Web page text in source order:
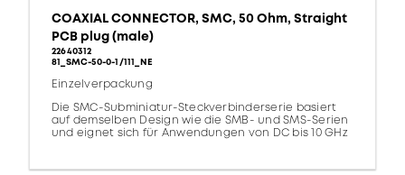
COAXIAL CONNECTOR, SMC, 50 Ohm, Straight
PCB plug (male)
22640312
81_SMC-50-0-1/111_NE
Einzelverpackung
Die SMC-Subminiatur-Steckverbinderserie basiert
auf demselben Design wie die SMB- und SMS-Serien
und eignet sich für Anwendungen von DC bis 10 GHz